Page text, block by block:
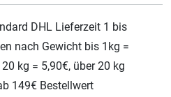
DHL Lieferzeit 1 bis
nach Gewicht bis 1kg =
kg = 5,90€, über 20 kg
149€ Bestellwert